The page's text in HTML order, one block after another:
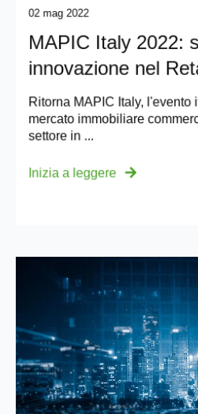
02 mag 2022
MAPIC Italy 2022:
innovazione nel
Ritorna MAPIC Italy, l'evento
mercato immobiliare
settore in ...
Inizia a leggere